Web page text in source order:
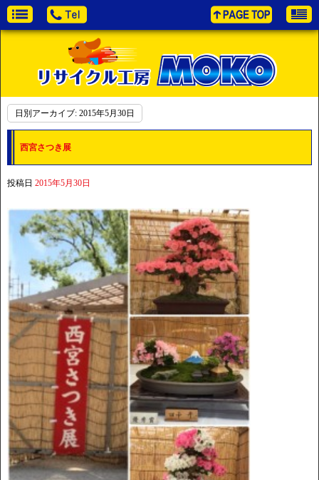
日別アーカイブ: 2015年5月30日
西宮さつき展
投稿日 2015年5月30日